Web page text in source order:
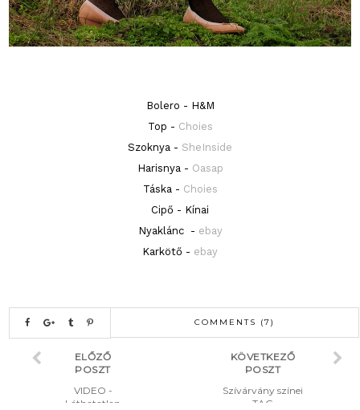
Bolero - H&M
Top - Choies
Szoknya - SheInside
Harisnya - Oasap
Táska - Choies
Cipő - Kínai
Nyaklánc - ebay
Karkötő - ebay
COMMENTS (7)
KÖVETKEZŐ
POSZT
Szívárvány színei
TAG
ELŐZŐ
POSZT
VIDEO -
Láthatatlan